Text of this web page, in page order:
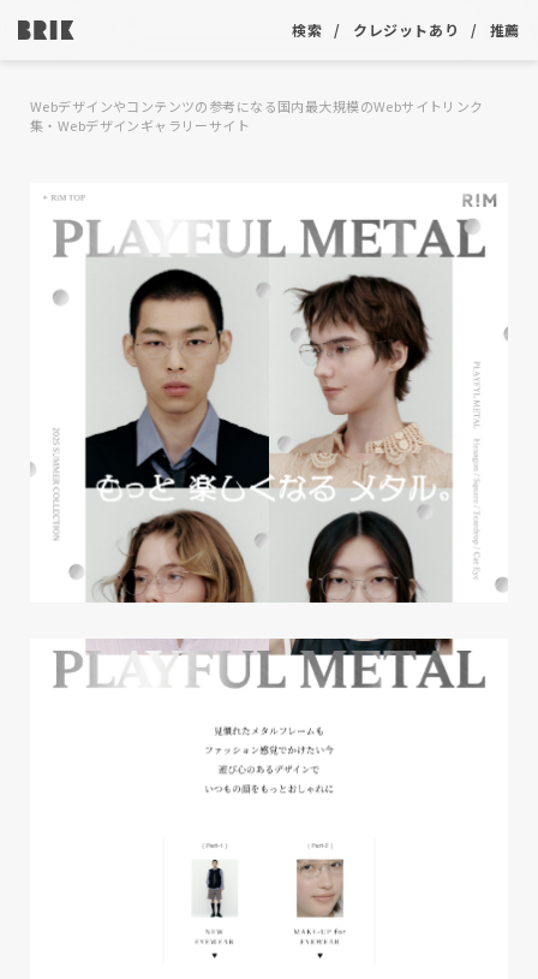
検索 クレジットあり 推薦
Webデザインやコンテンツの参考になる国内最大規模のWebサイトリンク
集・Webデザインギャラリーサイト